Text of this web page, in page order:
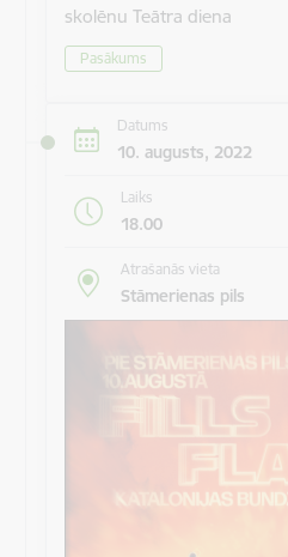
skolēnu Teātra diena
Pasākums
Datums
10. augusts, 2022
Laiks
18.00
Atrašanās vieta
Stāmerienas pils